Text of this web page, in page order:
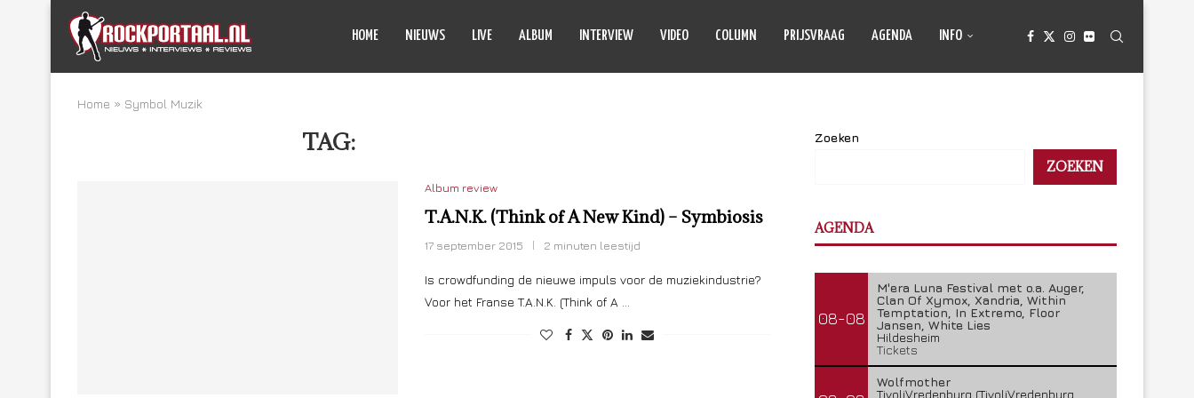
HOME NIEUWS LIVE ALBUM INTERVIEW VIDEO COLUMN PRIJSVRAAG AGENDA INFO
Home » Symbol Muzik
TAG:
Album review
T.A.N.K. (Think of A New Kind) – Symbiosis
17 september 2015 2 minuten leestijd
Is crowdfunding de nieuwe impuls voor de muziekindustrie?
Voor het Franse T.A.N.K. (Think of A …
Zoeken
ZOEKEN
AGENDA
08-08
M'era Luna Festival met o.a. Auger,
Clan Of Xymox, Xandria, Within
Temptation, In Extremo, Floor
Jansen, White Lies
Hildesheim
Tickets
Wolfmother
TivoliVredenburg (TivoliVredenburg